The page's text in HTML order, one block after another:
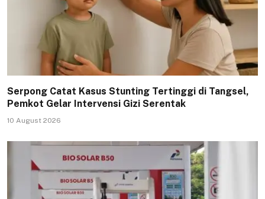
Serpong Catat Kasus Stunting Tertinggi di Tangsel,
Pemkot Gelar Intervensi Gizi Serentak
10 August 2026